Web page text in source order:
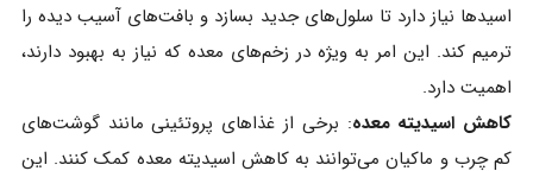
اسیدها نیاز دارد تا سلول‌های جدید بسازد و بافت‌های آسیب‌ دیده را
ترمیم کند. این امر به ویژه در زخم‌های معده که نیاز به بهبود دارند،
اهمیت دارد.
کاهش اسیدیته معده: برخی از غذاهای پروتئینی مانند گوشت‌های
کم‌ چرب و ماکیان می‌توانند به کاهش اسیدیته معده کمک کنند. این